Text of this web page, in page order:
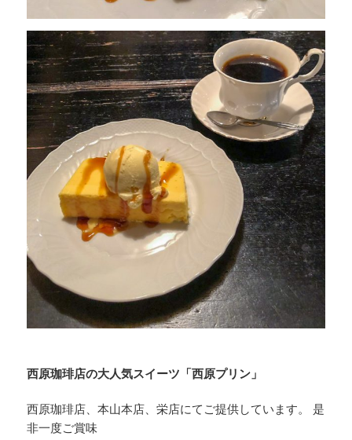
西原珈琲店の大人気スイーツ「西原プリン」
西原珈琲店、本山本店、栄店にてご提供しています。 是
非一度ご賞味